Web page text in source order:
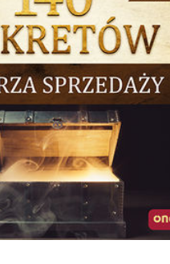
- 12 supermocy, które z dobrego
Superskutecznie zarządzającego
także ekstremalnie trudnych